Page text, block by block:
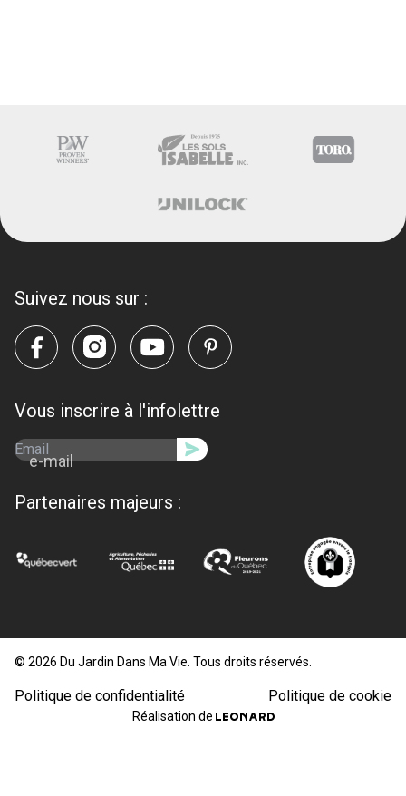
Suivez nous sur :
Vous inscrire à l'infolettre
e-mail
Partenaires majeurs :
© 2026 Du Jardin Dans Ma Vie. Tous droits réservés.
Politique de confidentialité Politique de cookie
Réalisation de